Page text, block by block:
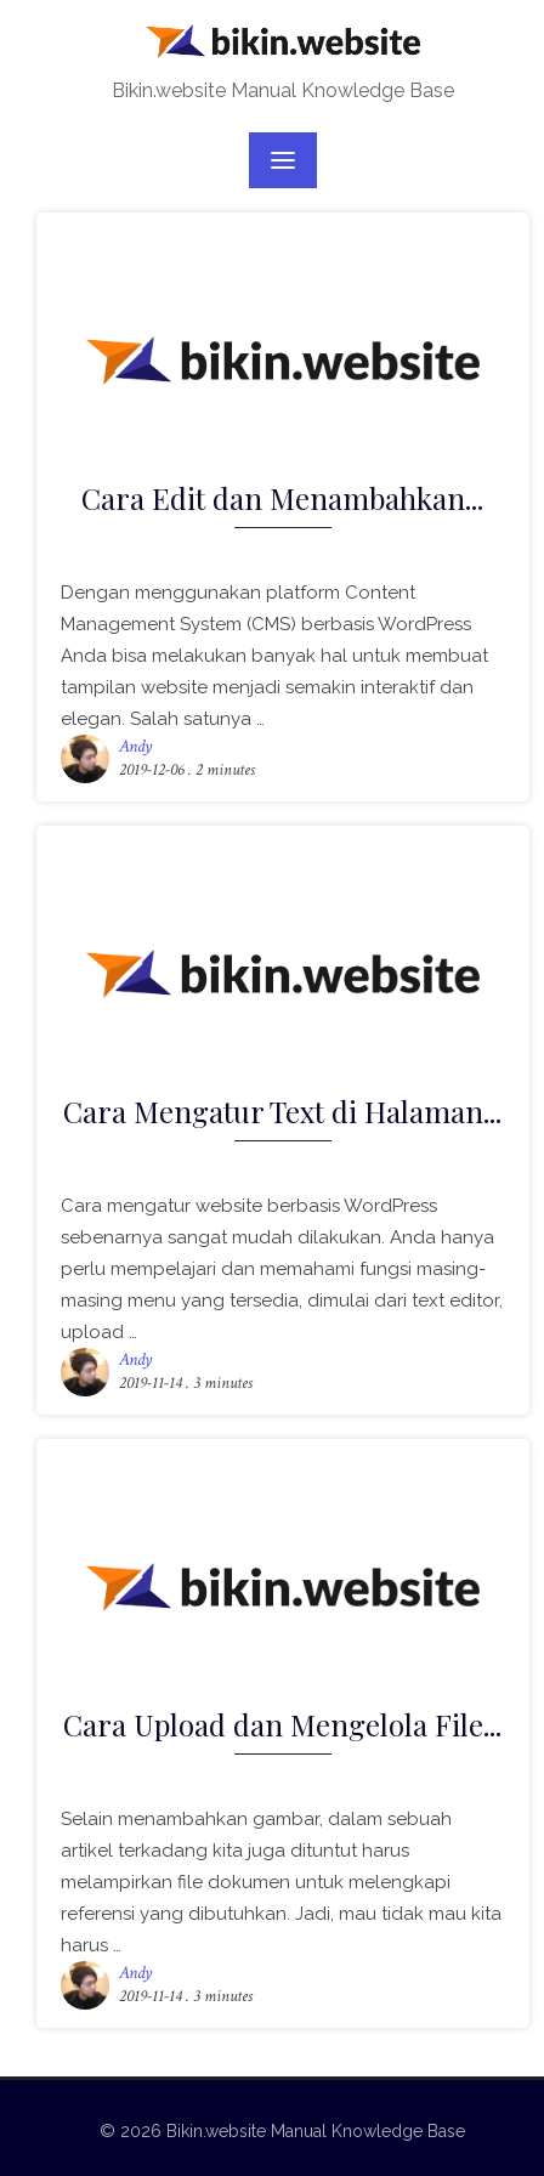
Bikin.website Manual Knowledge Base
Cara Edit dan Menambahkan...
Dengan menggunakan platform Content
Management System (CMS) berbasis WordPress
Anda bisa melakukan banyak hal untuk membuat
tampilan website menjadi semakin interaktif dan
elegan. Salah satunya …
Andy
2019-12-06. 2 minutes
Cara Mengatur Text di Halaman...
Cara mengatur website berbasis WordPress
sebenarnya sangat mudah dilakukan. Anda hanya
perlu mempelajari dan memahami fungsi masing-
masing menu yang tersedia, dimulai dari text editor,
upload …
Andy
2019-11-14. 3 minutes
Cara Upload dan Mengelola File...
Selain menambahkan gambar, dalam sebuah
artikel terkadang kita juga dituntut harus
melampirkan file dokumen untuk melengkapi
referensi yang dibutuhkan. Jadi, mau tidak mau kita
harus …
Andy
2019-11-14. 3 minutes
© 2026 Bikin.website Manual Knowledge Base